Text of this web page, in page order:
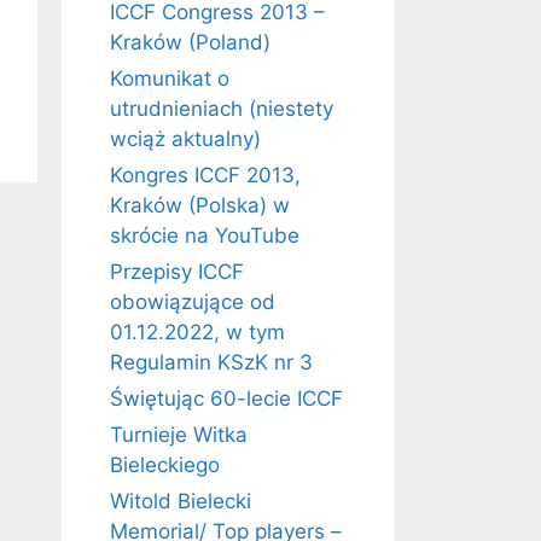
ICCF Congress 2013 –
Kraków (Poland)
Komunikat o
utrudnieniach (niestety
wciąż aktualny)
Kongres ICCF 2013,
Kraków (Polska) w
skrócie na YouTube
Przepisy ICCF
obowiązujące od
01.12.2022, w tym
Regulamin KSzK nr 3
Świętując 60-lecie ICCF
Turnieje Witka
Bieleckiego
Witold Bielecki
Memorial/ Top players –